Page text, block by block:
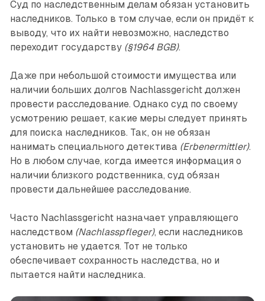
Суд по наследственным делам обязан установить
наследников. Только в том случае, если он придёт к
выводу, что их найти невозможно, наследство
переходит государству (§1964 BGB).
Даже при небольшой стоимости имущества или
наличии больших долгов Nachlassgericht должен
провести расследование. Однако суд по своему
усмотрению решает, какие меры следует принять
для поиска наследников. Так, он не обязан
нанимать специального детектива (Erbenermittler).
Но в любом случае, когда имеется информация о
наличии близкого родственника, суд обязан
провести дальнейшее расследование.
Часто Nachlassgericht назначает управляющего
наследством (Nachlasspfleger), если наследников
установить не удается. Тот не только
обеспечивает сохранность наследства, но и
пытается найти наследника.